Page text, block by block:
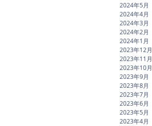
2024年5月
2024年4月
2024年3月
2024年2月
2024年1月
2023年12月
2023年11月
2023年10月
2023年9月
2023年8月
2023年7月
2023年6月
2023年5月
2023年4月